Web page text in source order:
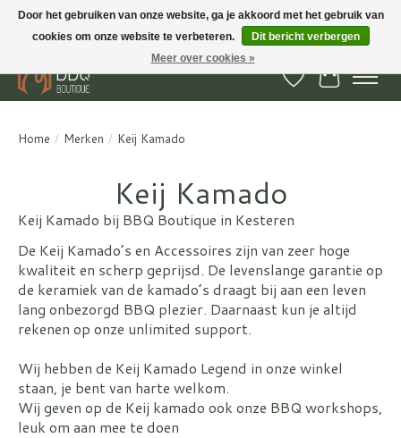
BBQ Boutique - Gratis verzenden en afhalen in Hedel en Kesteren
Verlanglijst
Home / Merken / Keij Kamado
Keij Kamado
Keij Kamado bij BBQ Boutique in Kesteren
De Keij Kamado’s en Accessoires zijn van zeer hoge
kwaliteit en scherp geprijsd. De levenslange garantie op
de keramiek van de kamado’s draagt bij aan een leven
lang onbezorgd BBQ plezier. Daarnaast kun je altijd
rekenen op onze unlimited support.
Wij hebben de Keij Kamado Legend in onze winkel
staan, je bent van harte welkom.
Wij geven op de Keij kamado ook onze BBQ workshops,
leuk om aan mee te doen
Door het gebruiken van onze website, ga je akkoord met het gebruik van
cookies om onze website te verbeteren.
Dit bericht verbergen
Meer over cookies »